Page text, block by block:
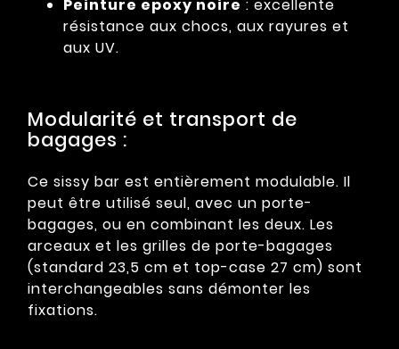
Peinture epoxy noire : excellente
résistance aux chocs, aux rayures et
aux UV.
Modularité et transport de
bagages :
Ce sissy bar est entièrement modulable. Il
peut être utilisé seul, avec un porte-
bagages, ou en combinant les deux. Les
arceaux et les grilles de porte-bagages
(standard 23,5 cm et top-case 27 cm) sont
interchangeables sans démonter les
fixations.